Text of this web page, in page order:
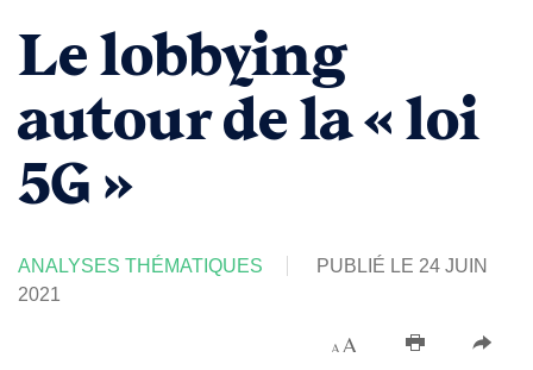
Le lobbying
autour de la « loi
5G »
ANALYSES THÉMATIQUES
PUBLIÉ LE 24 JUIN
2021